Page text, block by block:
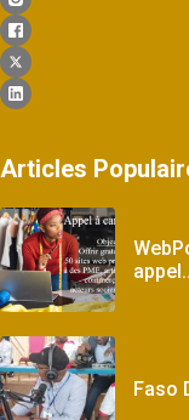
Articles
Faso